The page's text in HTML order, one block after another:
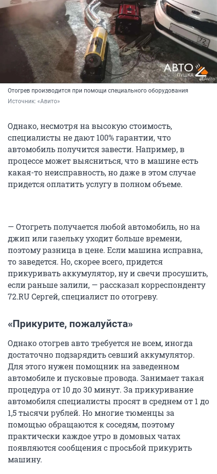
Отогрев производится при помощи специального оборудования
Источник: «Авито»
Однако, несмотря на высокую стоимость,
специалисты не дают 100% гарантии, что
автомобиль получится завести. Например, в
процессе может выясниться, что в машине есть
какая-то неисправность, но даже в этом случае
придется оплатить услугу в полном объеме.
— Отогреть получается любой автомобиль, но на
джип или газельку уходит больше времени,
поэтому разница в цене. Если машина исправна,
то заведется. Но, скорее всего, придется
прикуривать аккумулятор, ну и свечи просушить,
если раньше залили, — рассказал корреспонденту
72.RU Сергей, специалист по отогреву.
«Прикурите, пожалуйста»
Однако отогрев авто требуется не всем, иногда
достаточно подзарядить севший аккумулятор.
Для этого нужен помощник на заведенном
автомобиле и пусковые провода. Занимает такая
процедура от 10 до 30 минут. За прикуривание
автомобиля специалисты просят в среднем от 1 до
1,5 тысячи рублей. Но многие тюменцы за
помощью обращаются к соседям, поэтому
практически каждое утро в домовых чатах
появляются сообщения с просьбой прикурить
машину.